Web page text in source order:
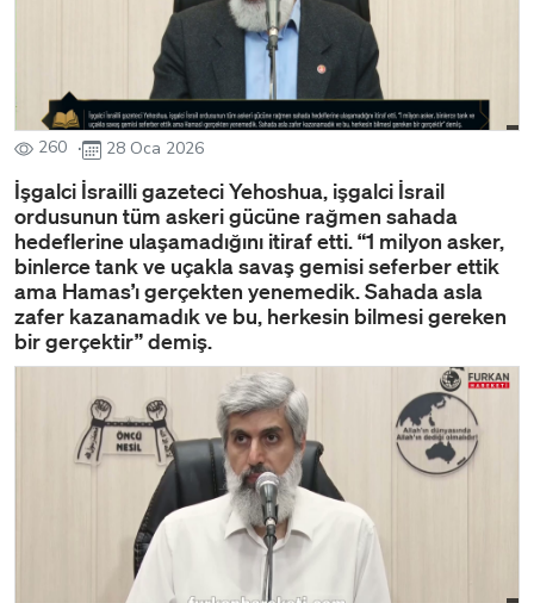
260 28 Oca 2026
İşgalci İsrailli gazeteci Yehoshua, işgalci İsrail
ordusunun tüm askeri gücüne rağmen sahada
hedeflerine ulaşamadığını itiraf etti. “1 milyon asker,
binlerce tank ve uçakla savaş gemisi seferber ettik
ama Hamas’ı gerçekten yenemedik. Sahada asla
zafer kazanamadık ve bu, herkesin bilmesi gereken
bir gerçektir” demiş.